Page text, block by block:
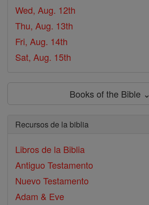
Wed, Aug. 12th
Thu, Aug. 13th
Fri, Aug. 14th
Sat, Aug. 15th
Books of the Bible ⌄
Recursos de la biblia
Libros de la Biblia
Antiguo Testamento
Nuevo Testamento
Adam & Eve